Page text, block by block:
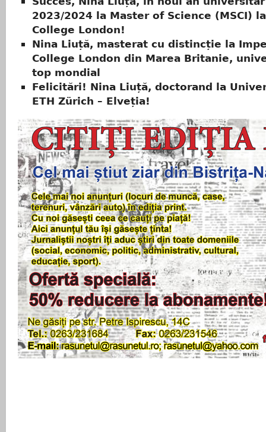
2023/2024 la Master of Science (MSCI)
College London!
Nina Liuță, masterat cu distincție la
College London din Marea Britanie,
top mondial
Felicitări! Nina Liuță, doctorand la
ETH Zürich – Elveția!